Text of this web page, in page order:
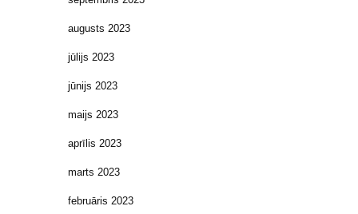
augusts 2023
jūlijs 2023
jūnijs 2023
maijs 2023
aprīlis 2023
marts 2023
februāris 2023